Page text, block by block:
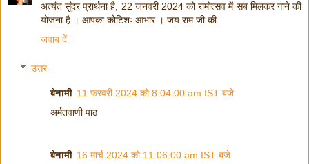
अत्यंत सुंदर प्रार्थना है, 22 जनवरी 2024 को रामोत्सव में सब मिलकर गाने की
योजना है । आपका कोटिशः आभार । जय राम जी की
जवाब दें
उत्तर
बेनामी 11 फ़रवरी 2024 को 8:04:00 am IST बजे
अर्मतवाणी पाठ
बेनामी 16 मार्च 2024 को 11:06:00 am IST बजे